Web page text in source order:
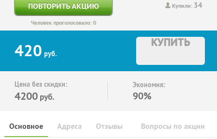
Купили: 34
ПОВТОРИТЬ АКЦИЮ
Человек проголосовало: 0
420 руб.
КУПИТЬ
Цена без скидки:
4200 руб.
Экономия:
90%
Основное Отзывы Вопросы по акции
Адреса